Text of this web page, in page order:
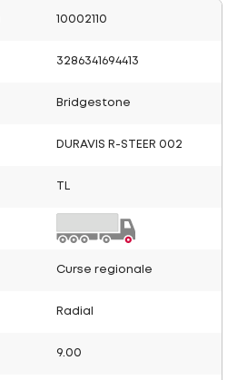
10002110
3286341694413
Bridgestone
DURAVIS R-STEER 002
Curse regionale
Radial
9.00